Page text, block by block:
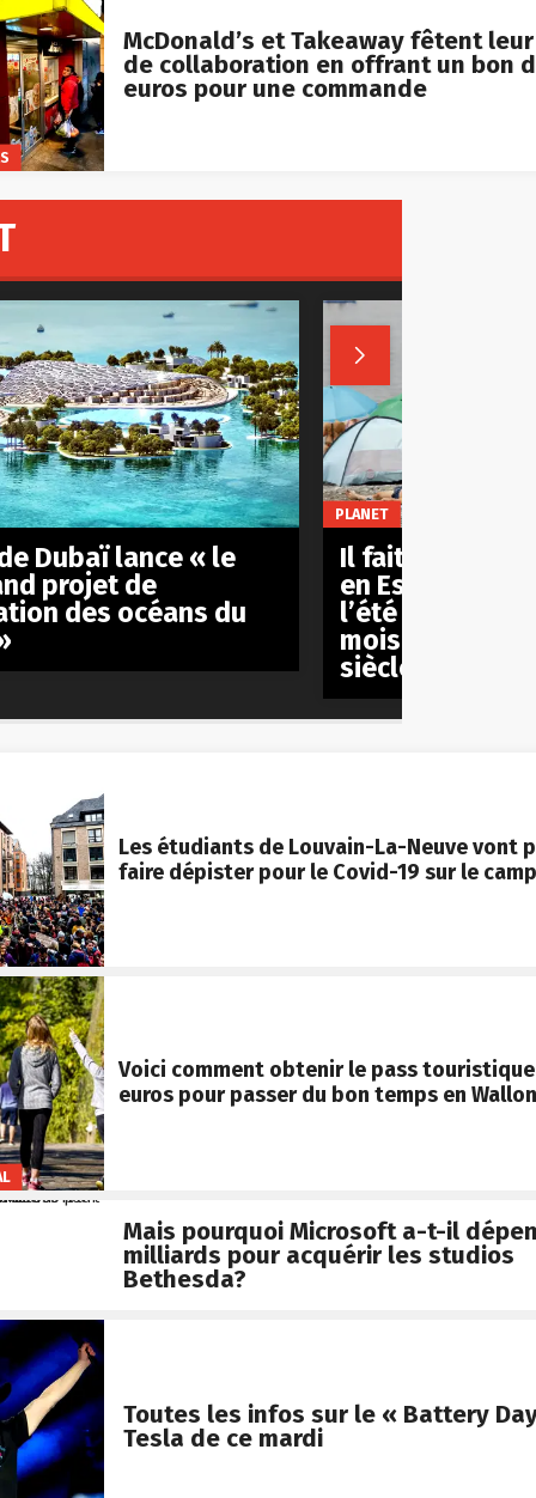
McDonald’s et Takeaway fêtent
de collaboration en offrant un bon
euros pour une commande
Les étudiants de Louvain-La-Neuve vont
faire dépister pour le Covid-19 sur le
Voici comment obtenir le pass
euros pour passer du bon temps en
Mais pourquoi Microsoft a-t-il
milliards pour acquérir les studios
Bethesda?
Toutes les infos sur le « Battery
Tesla de ce mardi

Dubaï lance « le
projet de
des océans du
PLANET
Il fait de plus
en Espagne à
l’été s’est
mois en
siècle